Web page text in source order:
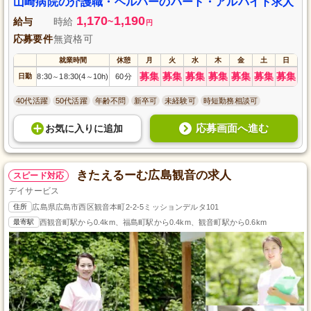
給与 時給 1,170~1,190 円
応募要件無資格可
就業時間 休憩 月 火 水 木 金 土 日
日勤 8:30～ 18:30(4 ～ 10h) 60分 募集 募集 募集 募集 募集 募集 募集
40代活躍 50代活躍 年齢不問 新卒可 未経験可 時短勤務相談可
お気に入り に追加 応募画面へ進む
スピード対応 きたえるーむ広島観音の求人
デイサービス
住所 広島県広島市西区観音本町2-2-5ミッションデルタ101
最寄駅 西観音町駅から0.4km、福島町駅から0.4km、観音町駅から0.6km